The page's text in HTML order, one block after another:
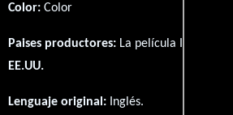
Color: Color
Paises productores: La película In the
EE.UU.
Lenguaje original: Inglés.